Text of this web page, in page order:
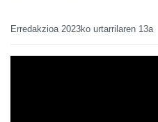
Erredakzioa 2023ko urtarrilaren 13a